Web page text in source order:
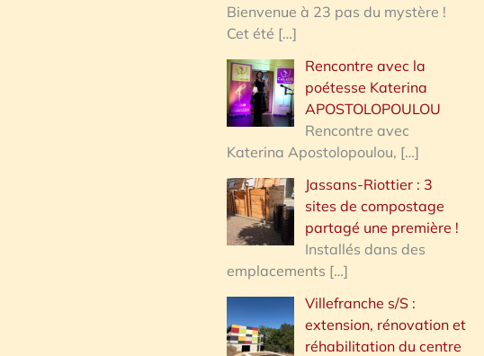
Bienvenue à 23 pas du mystère !
Cet été […]
Rencontre avec la
poétesse Katerina
APOSTOLOPOULOU
Rencontre avec
Katerina Apostolopoulou, […]
Jassans-Riottier : 3
sites de compostage
partagé une première !
Installés dans des
emplacements […]
Villefranche s/S :
extension, rénovation et
réhabilitation du centre